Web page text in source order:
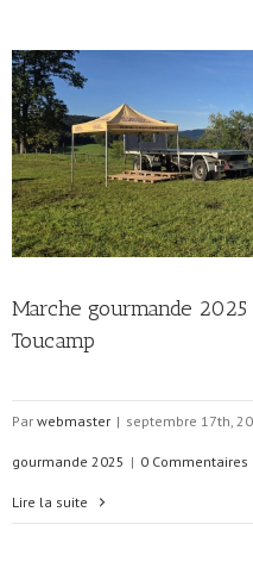
Marche gourmande
Toucamp
Par webmaster | septembre 17th,
gourmande 2025 | 0 Commentaires
Lire la suite